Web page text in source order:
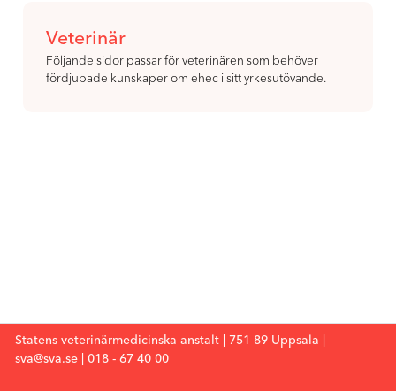
Veterinär
Följande sidor passar för veterinären som behöver
fördjupade kunskaper om ehec i sitt yrkesutövande.
Statens veterinärmedicinska anstalt | 751 89 Uppsala |
sva@sva.se
018 - 67 40 00